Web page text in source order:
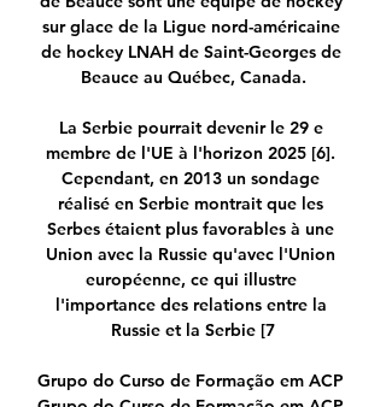
sur glace de la Ligue nord-américaine
de hockey LNAH de Saint-Georges de
Beauce au Québec, Canada.
La Serbie pourrait devenir le 29 e
membre de l'UE à l'horizon 2025 [6].
Cependant, en 2013 un sondage
réalisé en Serbie montrait que les
Serbes étaient plus favorables à une
Union avec la Russie qu'avec l'Union
européenne, ce qui illustre
l'importance des relations entre la
Russie et la Serbie [7
Grupo do Curso de Formação em ACP